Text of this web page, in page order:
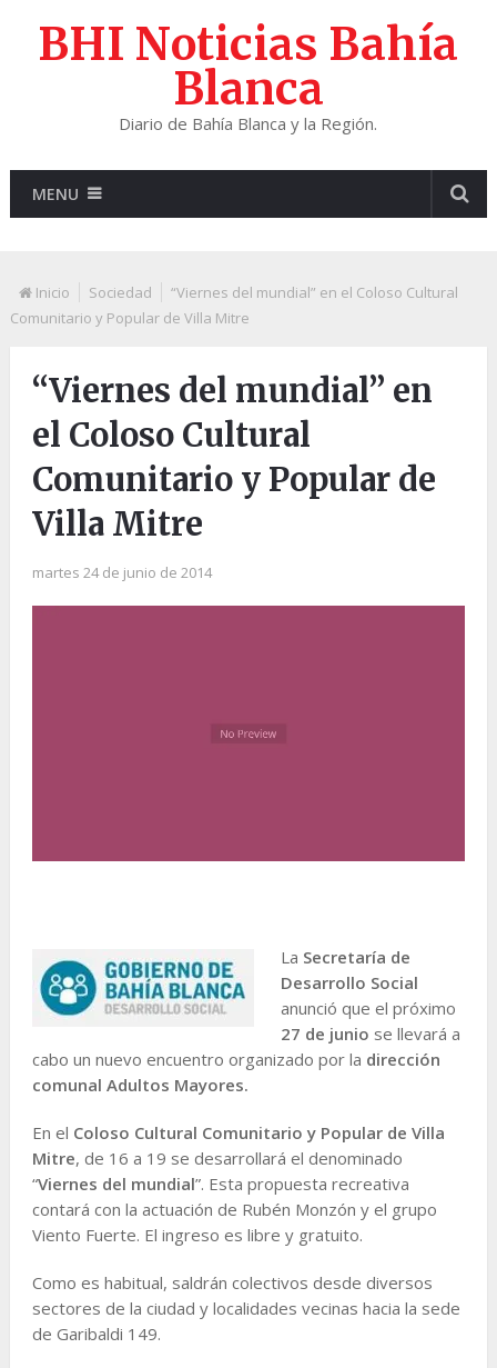
BHI Noticias Bahía
Blanca
Diario de Bahía Blanca y la Región.
MENU
Inicio Sociedad
“Viernes del mundial” en el Coloso Cultural
Comunitario y Popular de Villa Mitre
“Viernes del mundial” en
el Coloso Cultural
Comunitario y Popular de
Villa Mitre
martes 24 de junio de 2014
La Secretaría de
Desarrollo Social
anunció que el próximo
27 de junio se llevará a
cabo un nuevo encuentro organizado por la dirección
comunal Adultos Mayores.
En el Coloso Cultural Comunitario y Popular de Villa
Mitre, de 16 a 19 se desarrollará el denominado
“Viernes del mundial”. Esta propuesta recreativa
contará con la actuación de Rubén Monzón y el grupo
Viento Fuerte. El ingreso es libre y gratuito.
Como es habitual, saldrán colectivos desde diversos
sectores de la ciudad y localidades vecinas hacia la sede
de Garibaldi 149.